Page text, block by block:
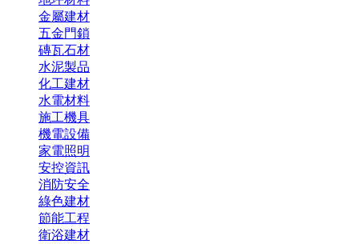
金屬建材
五金門鎖
磚瓦石材
水泥製品
化工建材
水電材料
施工機具
機電設備
家電照明
安控資訊
消防安全
綠色建材
節能工程
衛浴建材